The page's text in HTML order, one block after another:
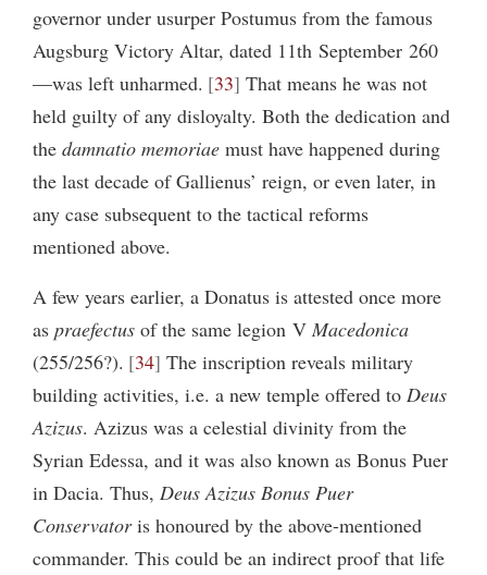
governor under usurper Postumus from the famous
Augsburg Victory Altar, dated 11th September 260
—was left unharmed. 33 That means he was not
held guilty of any disloyalty. Both the dedication and
the damnatio memoriae must have happened during
the last decade of Gallienus’ reign, or even later, in
any case subsequent to the tactical reforms
mentioned above.
A few years earlier, a Donatus is attested once more
as praefectus of the same legion V Macedonica
(255/256?). 34 The inscription reveals military
building activities, i.e. a new temple offered to Deus
Azizus. Azizus was a celestial divinity from the
Syrian Edessa, and it was also known as Bonus Puer
in Dacia. Thus, Deus Azizus Bonus Puer
Conservatoris honoured by the above-mentioned
commander. This could be an indirect proof that life